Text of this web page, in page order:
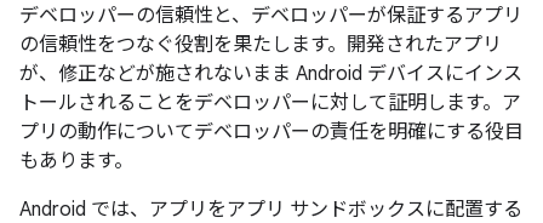
デベロッパーの信頼性と、デベロッパーが保証するアプリ
の信頼性をつなぐ役割を果たします。開発されたアプリ
が、修正などが施されないまま Android デバイスにインス
トールされることをデベロッパーに対して証明します。ア
プリの動作についてデベロッパーの責任を明確にする役目
もあります。
Android では、アプリをアプリ サンドボックスに配置する